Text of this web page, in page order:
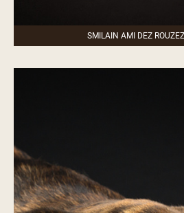
SMILAIN AMI DEZ